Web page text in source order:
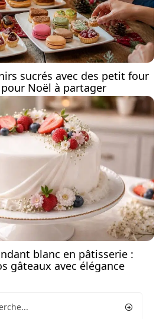
sucrés avec des petit four
Noël à partager
blanc en pâtisserie :
gâteaux avec élégance